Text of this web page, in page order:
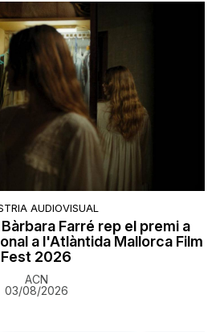
AUDIOVISUAL
Farré rep el premi a
a l'Atlàntida Mallorca Film
Fest 2026
ACN
03/08/2026